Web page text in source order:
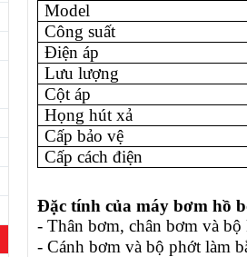
Model
Công suất
Điện áp
Lưu lượng
Cột áp
Họng hút xả
Cấp bảo vệ
Cấp cách điện
Đặc tính của máy bơm hồ
- Thân bơm, chân bơm và
- Cánh bơm và bộ phớt làm